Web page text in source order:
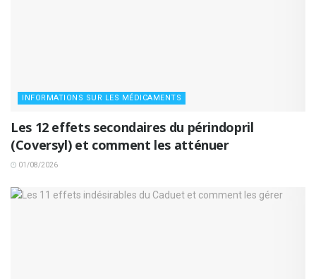
INFORMATIONS SUR LES MÉDICAMENTS
Les 12 effets secondaires du périndopril
(Coversyl) et comment les atténuer
01/08/2026